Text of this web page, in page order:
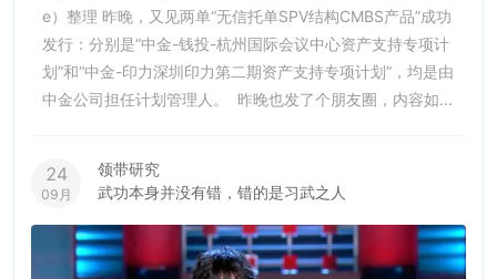
e）整理 昨晚，又见两单“无信托单SPV结构CMBS产品”成功
发行：分别是“中金-钱投-杭州国际会议中心资产支持专项计
划”和“中金-印力深圳印力第二期资产支持专项计划”，均是由
中金公司担任计划管理人。 昨晚也发了个朋友圈，内容如...
24
09月
领带研究
武功本身并没有错，错的是习武之人